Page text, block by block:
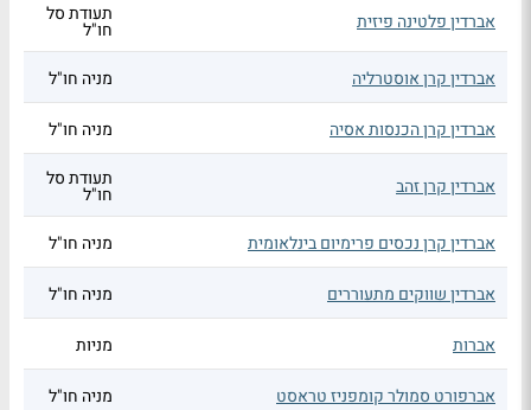
אברדין פלטינה פיזית תעודת סל
חו"ל
אברדין קרן אוסטרליה
מניה חו"ל
אברדין קרן הכנסות אסיה מניה חו"ל
אברדין קרן זהב תעודת סל
חו"ל
אברדין קרן נכסים פרימיום בינלאומית
מניה חו"ל
אברדין שווקים מתעוררים מניה חו"ל
אברות מניות
אברפורט סמולר קומפניז טראסט מניה חו"ל